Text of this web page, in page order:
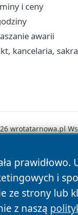
i ceny
awarii
kancelaria,
i
strony lub
z naszą
wrotatarnowa.pl
Polityka